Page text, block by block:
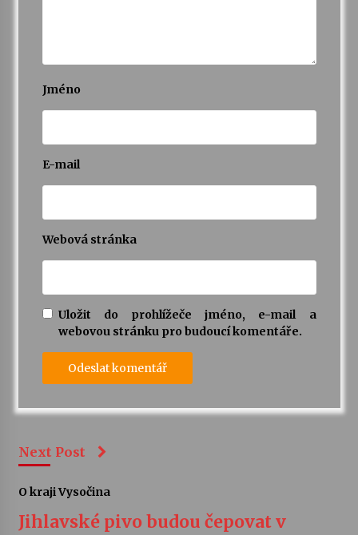
Jméno
E-mail
Webová stránka
Uložit do prohlížeče jméno, e-mail a
webovou stránku pro budoucí komentáře.
Next Post
O kraji Vysočina
Jihlavské pivo budou čepovat v